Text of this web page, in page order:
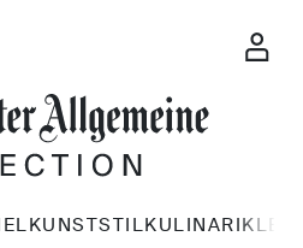
KUNSTSTILKULINARIK